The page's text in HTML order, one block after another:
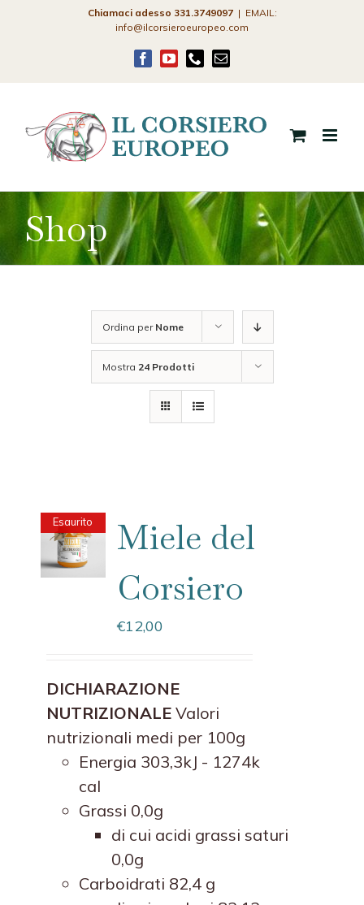
Chiamaci adesso 331.3749097 | EMAIL:
info@ilcorsieroeuropeo.com
Facebook
YouTube
PhoneEmail
Shop
Ordina per Nome
Mostra 24 Prodotti
Esaurito
Miele del
Corsiero
€12,00
DICHIARAZIONE
NUTRIZIONALEValori
nutrizionali medi per 100g
Energia 303,3kJ - 1274k
cal
Grassi 0,0g
di cui acidi grassi saturi
0,0g
Carboidrati 82,4 g